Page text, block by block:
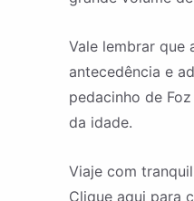
Vale lembrar que
antecedência e
pedacinho de
da idade.
Viaje com
Clique aqui para